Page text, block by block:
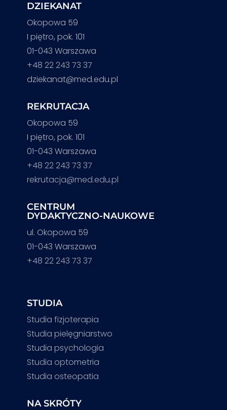
DZIEKANAT
Okopowa 59
I piętro, pok. 101
01-043 Warszawa
+48 22 243 73 37
dziekanat@med.edu.pl
REKRUTACJA
Okopowa 59
I piętro, pok. 101
01-043 Warszawa
+48 22 243 73 37
rekrutacja@med.edu.pl
CENTRUM
DYDAKTYCZNO-NAUKOWE
ul. Okopowa 59
01-043 Warszawa
+48 22 243 73 37
STUDIA
Studia fizjoterapia
Studia pielęgniarstwo
Studia psychologia
Studia optometria
Studia osteopatia
NA SKRÓTY